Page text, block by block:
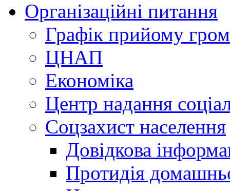
Організаційні питання
Графік прийому
ЦНАП
Економіка
Центр надання
Соцзахист населення
Довідкова
Протидія